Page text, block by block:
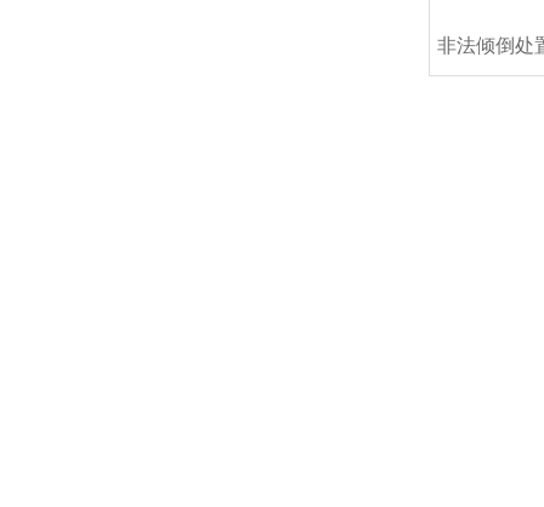
非法倾倒处